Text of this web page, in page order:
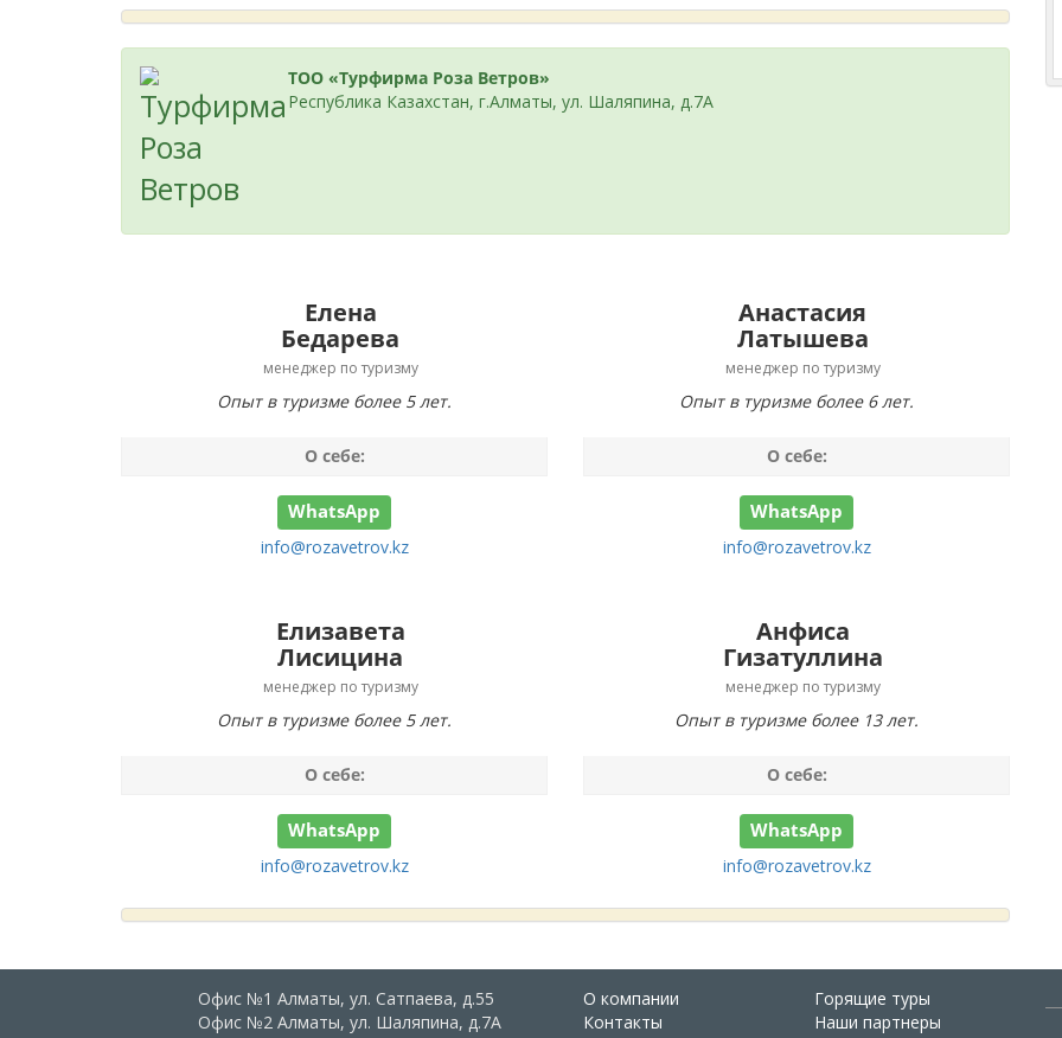
ТОО «Турфирма Роза Ветров»
Республика Казахстан, г.Алматы, ул. Шаляпина, д.7А
Елена
Бедарева
менеджер по туризму
Опыт в туризме более 5 лет.
О себе:
WhatsApp
info@rozavetrov.kz
Анастасия
Латышева
менеджер по туризму
Опыт в туризме более 6 лет.
О себе:
WhatsApp
info@rozavetrov.kz
Елизавета
Лисицина
менеджер по туризму
Опыт в туризме более 5 лет.
О себе:
WhatsApp
info@rozavetrov.kz
Анфиса
Гизатуллина
менеджер по туризму
Опыт в туризме более 13 лет.
О себе:
WhatsApp
info@rozavetrov.kz
Офис №1 Алматы, ул. Сатпаева, д.55
Офис №2 Алматы, ул. Шаляпина, д.7А
О компании
Контакты
Горящие туры
Наши партнеры